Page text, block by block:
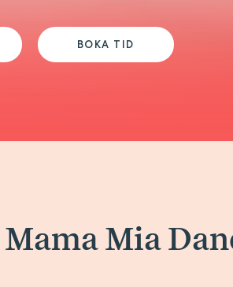
BOKA TID
Mia